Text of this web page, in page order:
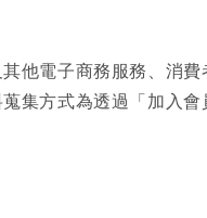
他電子商務服務、消
集方式為透過「加入